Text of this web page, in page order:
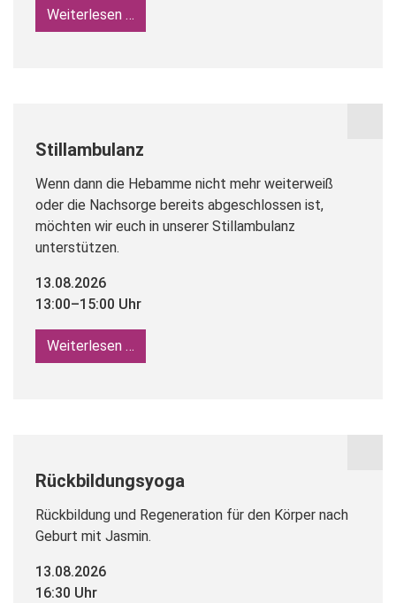
Weiterlesen …
Stillambulanz
Wenn dann die Hebamme nicht mehr weiterweiß
oder die Nachsorge bereits abgeschlossen ist,
möchten wir euch in unserer Stillambulanz
unterstützen.
13.08.2026
13:00–15:00 Uhr
Weiterlesen …
Rückbildungsyoga
Rückbildung und Regeneration für den Körper nach
Geburt mit Jasmin.
13.08.2026
16:30 Uhr